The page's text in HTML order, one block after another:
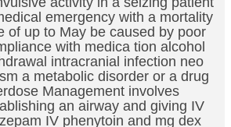
emergency with a mortality
of up to May be caused by poor
with medica tion alcohol
intracranial infection neo
a metabolic disorder or a drug
Management involves
an airway and giving IV
IV phenytoin and mg dex